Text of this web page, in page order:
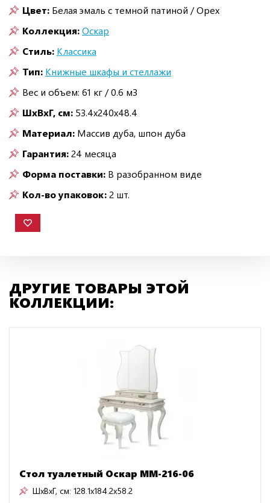
Цвет: Белая эмаль с темной патиной / Орех
Коллекция:Оскар
Стиль: Классика
Тип: Книжные шкафы и стеллажи
Вес и объем: 61 кг / 0.6 м3
ШxВxГ, см: 53.4x240x48.4
Материал: Массив дуба, шпон дуба
Гарантия:24 месяца
Форма поставки: В разобранном виде
Кол-во упаковок:2 шт.
ДРУГИЕ ТОВАРЫ ЭТОЙ
КОЛЛЕКЦИИ:
Стол туалетный Оскар ММ-216-06
ШxВxГ, см: 128.1x184.2x58.2